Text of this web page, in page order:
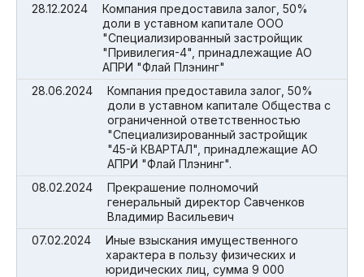
28.12.2024
Компания предоставила залог, 50%
доли в уставном капитале ООО
"Специализированный застройщик
"Привилегия-4", принадлежащие АО
АПРИ "Флай Плэнинг"
28.06.2024
Компания предоставила залог, 50%
доли в уставном капитале Общества с
ограниченной ответственностью
"Специализированный застройщик
"45-й КВАРТАЛ", принадлежащие АО
АПРИ "Флай Плэнинг".
08.02.2024
Прекрашение полномочий
генеральный директор Савченков
Владимир Васильевич
07.02.2024
Иные взыскания имущественного
характера в пользу физических и
юридических лиц, сумма 9 000